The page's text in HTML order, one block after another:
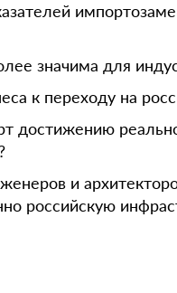
значима для
к переходу на
достижению
и
российскую